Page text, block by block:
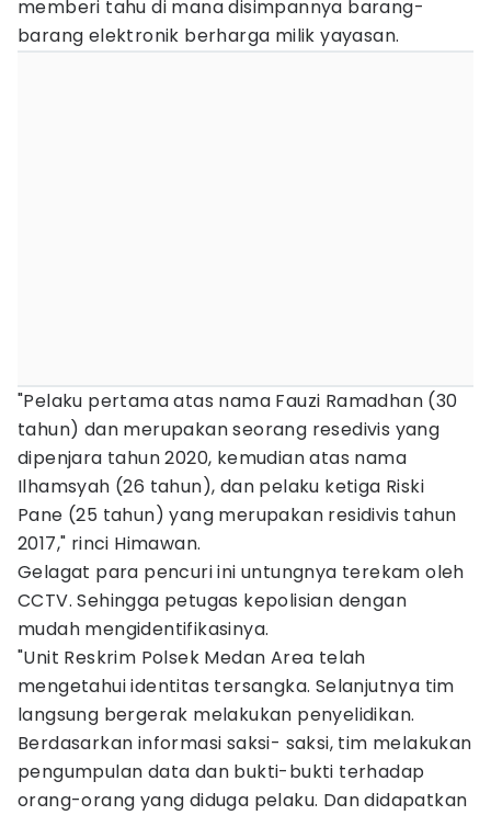
memberi tahu di mana disimpannya barang-
barang elektronik berharga milik yayasan.
"Pelaku pertama atas nama Fauzi Ramadhan (30
tahun) dan merupakan seorang resedivis yang
dipenjara tahun 2020, kemudian atas nama
Ilhamsyah (26 tahun), dan pelaku ketiga Riski
Pane (25 tahun) yang merupakan residivis tahun
2017," rinci Himawan.
Gelagat para pencuri ini untungnya terekam oleh
CCTV. Sehingga petugas kepolisian dengan
mudah mengidentifikasinya.
"Unit Reskrim Polsek Medan Area telah
mengetahui identitas tersangka. Selanjutnya tim
langsung bergerak melakukan penyelidikan.
Berdasarkan informasi saksi- saksi, tim melakukan
pengumpulan data dan bukti-bukti terhadap
orang-orang yang diduga pelaku. Dan didapatkan